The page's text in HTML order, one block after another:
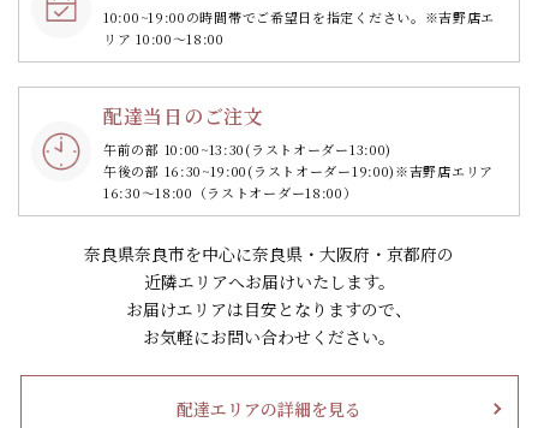
10:00~19:00の時間帯でご希望日を指定ください。 ※吉野店エ
リア 10:00～18:00
配達当日のご注文
午前の部 10:00~13:30(ラストオーダー13:00)
午後の部 16:30~19:00(ラストオーダー19:00)※吉野店エリア
16:30～18:00（ラストオーダー18:00）
奈良県奈良市を中心に奈良県・大阪府・京都府の
近隣エリアへお届けいたします。
お届けエリアは目安となりますので、
お気軽にお問い合わせください。
配達エリアの詳細を見る